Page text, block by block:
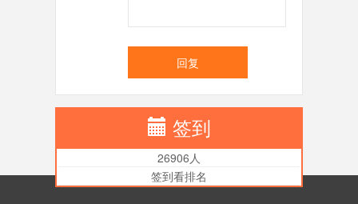
回复
签到
26906人
签到看排名